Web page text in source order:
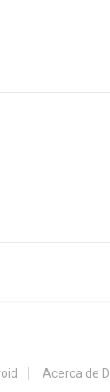
Acerca de